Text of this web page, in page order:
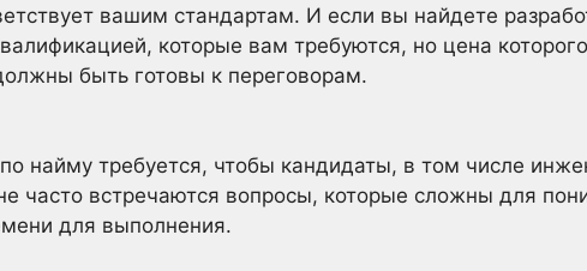
вашим стандартам. И если вы найдете
которые вам требуются, но цена
быть готовы к переговорам.
найму требуется, чтобы кандидаты, в том числе
часто встречаются вопросы, которые сложны для
для выполнения.